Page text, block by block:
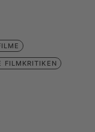
FILMKRITIKEN